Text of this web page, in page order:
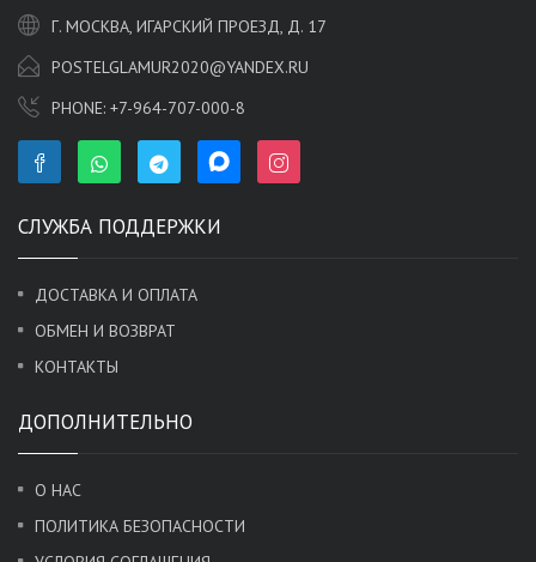
Г. МОСКВА, ИГАРСКИЙ ПРОЕЗД, Д. 17
POSTELGLAMUR2020@YANDEX.RU
PHONE: +7-964-707-000-8
СЛУЖБА ПОДДЕРЖКИ
ДОСТАВКА И ОПЛАТА
ОБМЕН И ВОЗВРАТ
КОНТАКТЫ
ДОПОЛНИТЕЛЬНО
О НАС
ПОЛИТИКА БЕЗОПАСНОСТИ